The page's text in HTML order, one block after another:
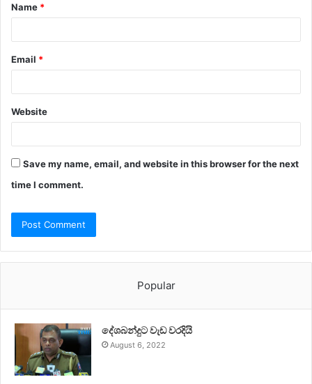
*
Name *
Email *
Website
Save my name, email, and website in this browser for the next
time I comment.
Popular
දේශබන්දුට වැඩ වරදියි
August 6, 2022